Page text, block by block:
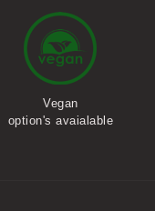
Vegan
option's avaialable